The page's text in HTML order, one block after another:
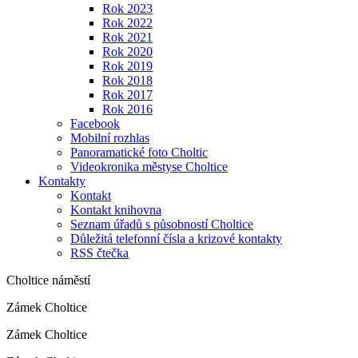
Rok 2023
Rok 2022
Rok 2021
Rok 2020
Rok 2019
Rok 2018
Rok 2017
Rok 2016
Facebook
Mobilní rozhlas
Panoramatické foto Choltic
Videokronika městyse Choltice
Kontakty
Kontakt
Kontakt knihovna
Seznam úřadů s působností Choltice
Důležitá telefonní čísla a krizové kontakty
RSS čtečka
Choltice náměstí
Zámek Choltice
Zámek Choltice